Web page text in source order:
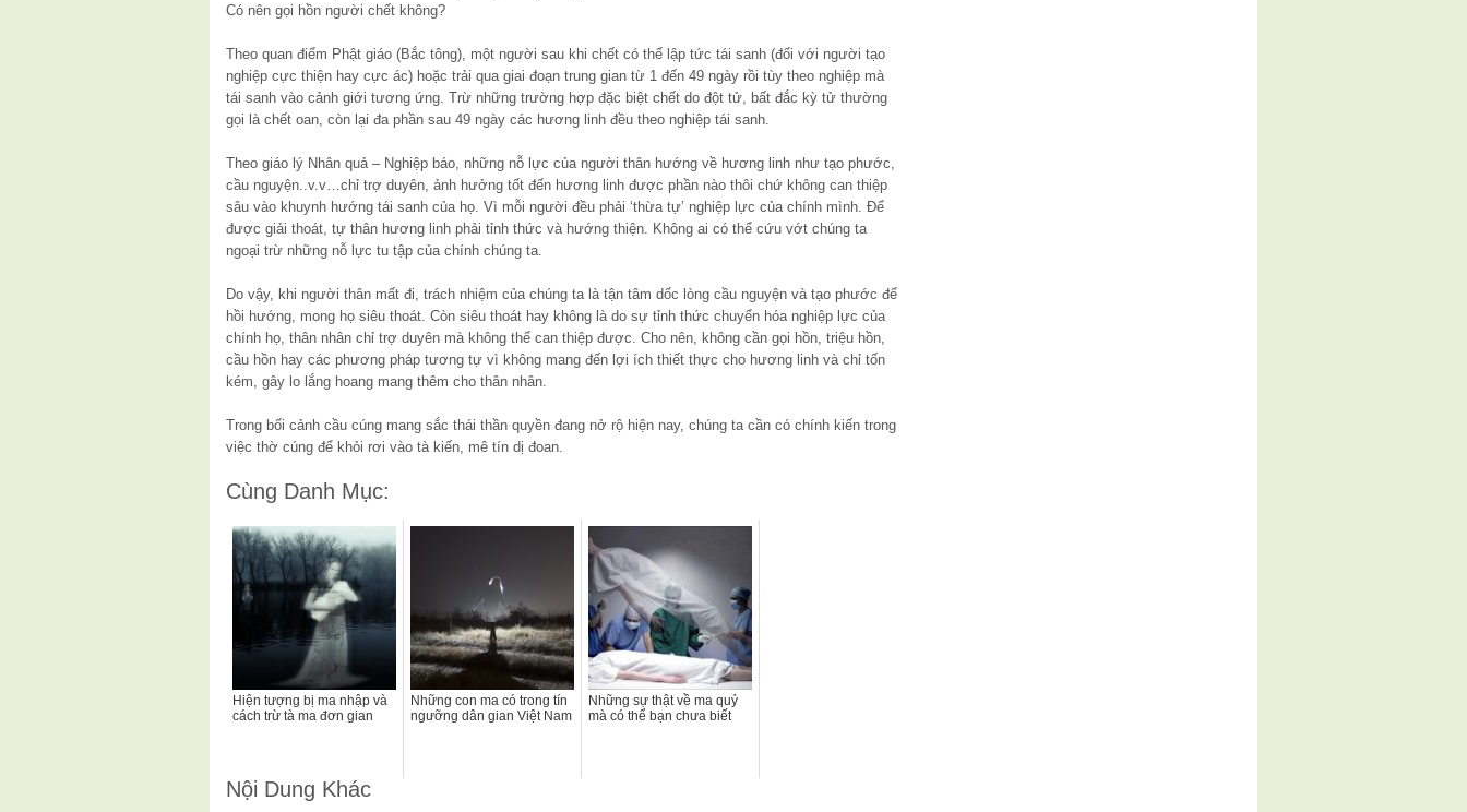
Có nên gọi hồn người chết không?
Theo quan điểm Phật giáo (Bắc tông), một người sau khi chết có thể lập tức tái sanh (đối với người tạo
nghiệp cực thiện hay cực ác) hoặc trải qua giai đoạn trung gian từ 1 đến 49 ngày rồi tùy theo nghiệp mà
tái sanh vào cảnh giới tương ứng. Trừ những trường hợp đặc biệt chết do đột tử, bất đắc kỳ tử thường
gọi là chết oan, còn lại đa phần sau 49 ngày các hương linh đều theo nghiệp tái sanh.
Theo giáo lý Nhân quả – Nghiệp báo, những nỗ lực của người thân hướng về hương linh như tạo phước,
cầu nguyện..v.v…chỉ trợ duyên, ảnh hưởng tốt đến hương linh được phần nào thôi chứ không can thiệp
sâu vào khuynh hướng tái sanh của họ. Vì mỗi người đều phải ‘thừa tự’ nghiệp lực của chính mình. Để
được giải thoát, tự thân hương linh phải tỉnh thức và hướng thiện. Không ai có thể cứu vớt chúng ta
ngoại trừ những nỗ lực tu tập của chính chúng ta.
Do vậy, khi người thân mất đi, trách nhiệm của chúng ta là tận tâm dốc lòng cầu nguyện và tạo phước để
hồi hướng, mong họ siêu thoát. Còn siêu thoát hay không là do sự tỉnh thức chuyển hóa nghiệp lực của
chính họ, thân nhân chỉ trợ duyên mà không thể can thiệp được. Cho nên, không cần gọi hồn, triệu hồn,
cầu hồn hay các phương pháp tương tự vì không mang đến lợi ích thiết thực cho hương linh và chỉ tốn
kém, gây lo lắng hoang mang thêm cho thân nhân.
Trong bối cảnh cầu cúng mang sắc thái thần quyền đang nở rộ hiện nay, chúng ta cần có chính kiến trong
việc thờ cúng để khỏi rơi vào tà kiến, mê tín dị đoan.
Cùng Danh Mục:
Hiện tượng bị ma nhập và
cách trừ tà ma đơn gian
Những con ma có trong tín
ngưỡng dân gian Việt Nam
Những sự thật về ma quỷ
mà có thể bạn chưa biết
Nội Dung Khác